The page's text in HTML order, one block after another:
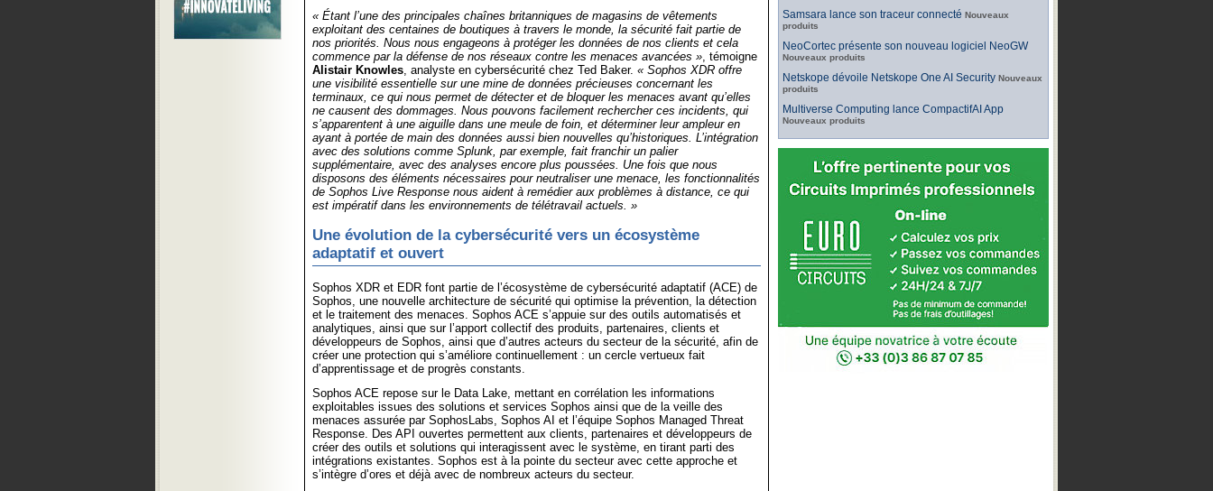
« Étant l’une des principales chaînes britanniques de magasins de vêtements
exploitant des centaines de boutiques à travers le monde, la sécurité fait partie de
nos priorités. Nous nous engageons à protéger les données de nos clients et cela
commence par la défense de nos réseaux contre les menaces avancées », témoigne
Alistair Knowles, analyste en cybersécurité chez Ted Baker. « Sophos XDR offre
une visibilité essentielle sur une mine de données précieuses concernant les
terminaux, ce qui nous permet de détecter et de bloquer les menaces avant qu’elles
ne causent des dommages. Nous pouvons facilement rechercher ces incidents, qui
s’apparentent à une aiguille dans une meule de foin, et déterminer leur ampleur en
ayant à portée de main des données aussi bien nouvelles qu’historiques. L’intégration
avec des solutions comme Splunk, par exemple, fait franchir un palier
supplémentaire, avec des analyses encore plus poussées. Une fois que nous
disposons des éléments nécessaires pour neutraliser une menace, les fonctionnalités
de Sophos Live Response nous aident à remédier aux problèmes à distance, ce qui
est impératif dans les environnements de télétravail actuels. »
Une évolution de la cybersécurité vers un écosystème
adaptatif et ouvert
Sophos XDR et EDR font partie de l’écosystème de cybersécurité adaptatif (ACE) de
Sophos, une nouvelle architecture de sécurité qui optimise la prévention, la détection
et le traitement des menaces. Sophos ACE s’appuie sur des outils automatisés et
analytiques, ainsi que sur l’apport collectif des produits, partenaires, clients et
développeurs de Sophos, ainsi que d’autres acteurs du secteur de la sécurité, afin de
créer une protection qui s’améliore continuellement : un cercle vertueux fait
d’apprentissage et de progrès constants.
Sophos ACE repose sur le Data Lake, mettant en corrélation les informations
exploitables issues des solutions et services Sophos ainsi que de la veille des
menaces assurée par SophosLabs, Sophos AI et l’équipe Sophos Managed Threat
Response. Des API ouvertes permettent aux clients, partenaires et développeurs de
créer des outils et solutions qui interagissent avec le système, en tirant parti des
intégrations existantes. Sophos est à la pointe du secteur avec cette approche et
s’intègre d’ores et déjà avec de nombreux acteurs du secteur.
Samsara lance son traceur connecté Nouveaux
produits
NeoCortec présente son nouveau logiciel NeoGW
Nouveaux produits
Netskope dévoile Netskope One AI Security Nouveaux
produits
Multiverse Computing lance CompactifAI App
Nouveaux produits